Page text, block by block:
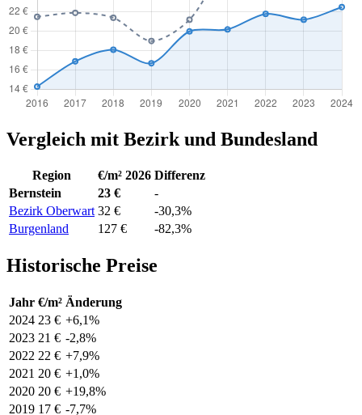
Vergleich mit Bezirk und Bundesland
Region €/m² 2026 Differenz
Bernstein
23 €
-
Bezirk Oberwart 32 €
-30,3%
Burgenland
127 € -82,3%
Historische Preise
Jahr €/m² Änderung
2024 23 € +6,1%
2023 21 € -2,8%
2022 22 € +7,9%
2021 20 € +1,0%
2020 20 € +19,8%
2019 17 € -7,7%